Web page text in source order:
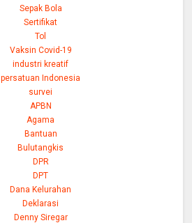
Sepak Bola
Sertifikat
Tol
Vaksin Covid-19
industri kreatif
persatuan Indonesia
survei
APBN
Agama
Bantuan
Bulutangkis
DPR
DPT
Dana Kelurahan
Deklarasi
Denny Siregar